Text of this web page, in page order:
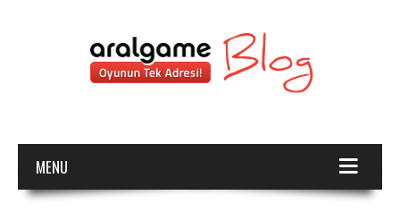
MENU